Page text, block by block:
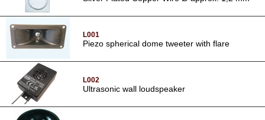
L001
Piezo spherical dome tweeter with flare
L002
Ultrasonic wall loudspeaker